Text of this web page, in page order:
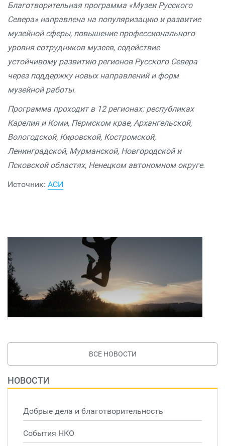
Благотворительная программа «Музеи Русского
Севера» направлена на популяризацию и развитие
музейной сферы, повышение профессионального
уровня сотрудников музеев, содействие
устойчивому развитию регионов Русского Севера
через поддержку новых направлений и форм
музейной работы.
Программа проходит в 12 регионах: республиках
Карелия и Коми, Пермском крае, Архангельской,
Вологодской, Кировской, Костромской,
Ленинградской, Мурманской, Новгородской и
Псковской областях, Ненецком автономном округе.
Источник: АСИ
ВСЕ НОВОСТИ
НОВОСТИ
Добрые дела и благотворительность
События НКО